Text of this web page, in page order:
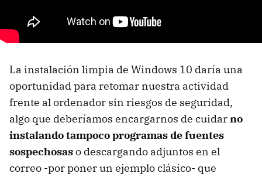
La instalación limpia de Windows 10 daría una
oportunidad para retomar nuestra actividad
frente al ordenador sin riesgos de seguridad,
algo que deberíamos encargarnos de cuidarno
instalando tampoco programas de fuentes
sospechosaso descargando adjuntos en el
correo -por poner un ejemplo clásico- que